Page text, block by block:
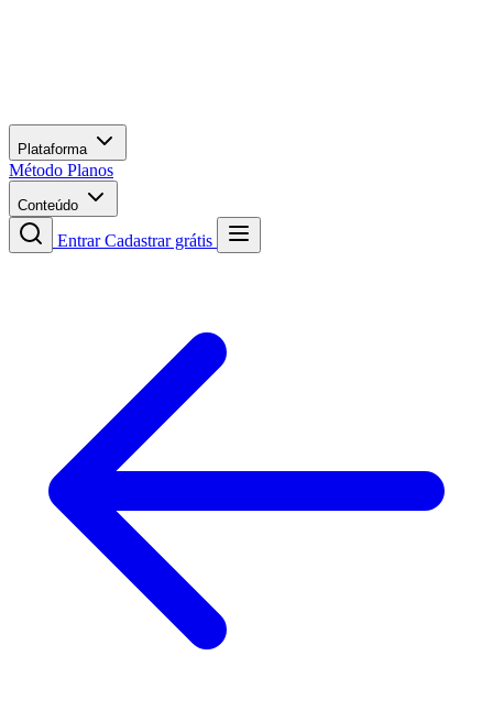
Plataforma
Método Planos
Conteúdo
EntrarCadastrar grátis